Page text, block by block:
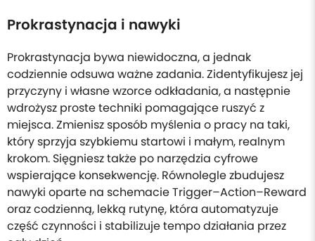
Prokrastynacja i nawyki
Prokrastynacja bywa niewidoczna, a jednak
codziennie odsuwa ważne zadania. Zidentyfikujesz jej
przyczyny i własne wzorce odkładania, a następnie
wdrożysz proste techniki pomagające ruszyć z
miejsca. Zmienisz sposób myślenia o pracy na taki,
który sprzyja szybkiemu startowi i małym, realnym
krokom. Sięgniesz także po narzędzia cyfrowe
wspierające konsekwencję. Równolegle zbudujesz
nawyki oparte na schemacie Trigger–Action–Reward
oraz codzienną, lekką rutynę, która automatyzuje
część czynności i stabilizuje tempo działania przez